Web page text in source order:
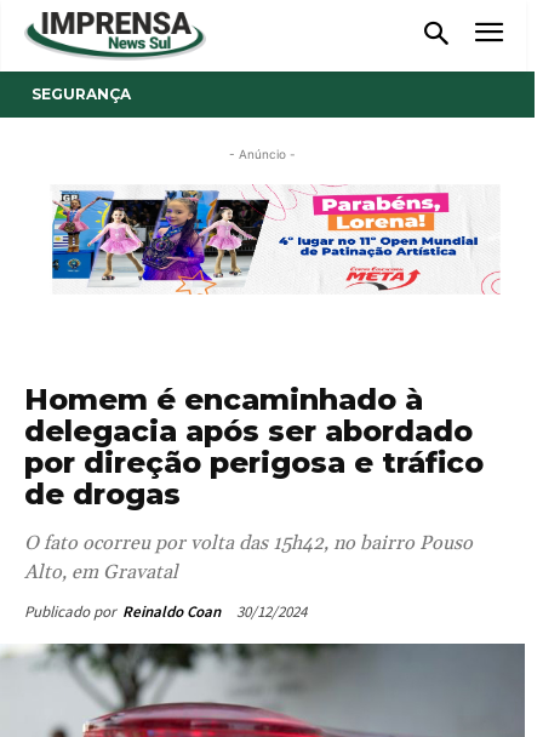
SEGURANÇA
- Anúncio -
Homem é encaminhado à
delegacia após ser abordado
por direção perigosa e tráfico
de drogas
O fato ocorreu por volta das 15h42, no bairro Pouso
Alto, em Gravatal
Publicado por Reinaldo Coan 30/12/2024